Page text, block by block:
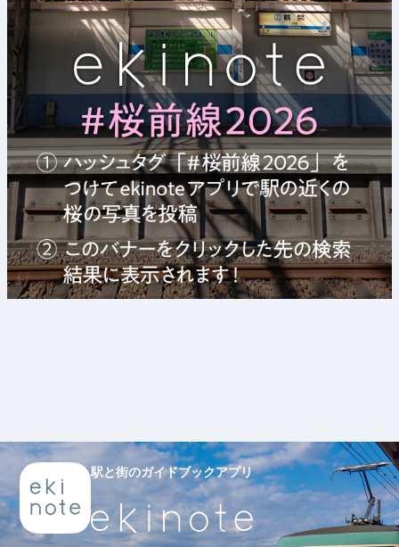
駅と街のガイドブックアプリ